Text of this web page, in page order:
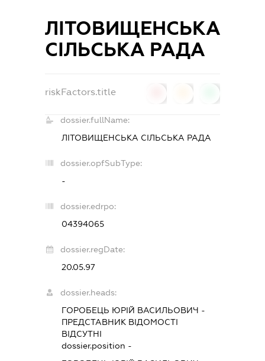
ЛІТОВИЩЕНСЬКА
СІЛЬСЬКА РАДА
riskFactors.title
dossier.fullName:
ЛІТОВИЩЕНСЬКА СІЛЬСЬКА РАДА
dossier.opfSubType:
-
dossier.edrpo:
04394065
dossier.regDate:
20.05.97
dossier.heads:
ГОРОБЕЦЬ ЮРІЙ ВАСИЛЬОВИЧ -
ПРЕДСТАВНИК ВІДОМОСТІ
ВІДСУТНІ
dossier.position -